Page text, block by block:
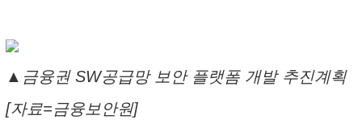
▲금융권 SW공급망 보안 플랫폼 개발 추진계획
[자료=금융보안원]